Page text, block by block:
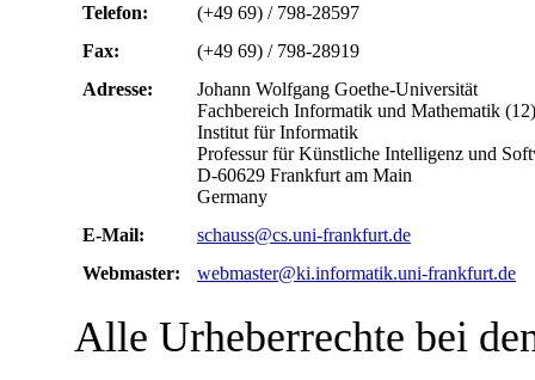
Telefon:
(+49 69) / 798-28597
Fax:
(+49 69) / 798-28919
Adresse:
Johann Wolfgang Goethe-Universität
Fachbereich Informatik und Mathematik (12)
Institut für Informatik
Professur für Künstliche Intelligenz und
D-60629 Frankfurt am Main
Germany
E-Mail:
schauss@cs.uni-frankfurt.de
Webmaster:
webmaster@ki.informatik.uni-frankfurt.de
Alle Urheberrechte bei